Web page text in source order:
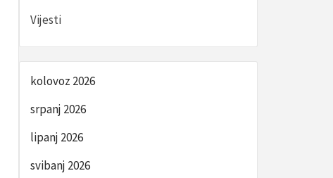
Vijesti
kolovoz 2026
srpanj 2026
lipanj 2026
svibanj 2026